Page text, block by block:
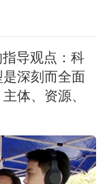
导观点：科
深刻而全面
体、资源、